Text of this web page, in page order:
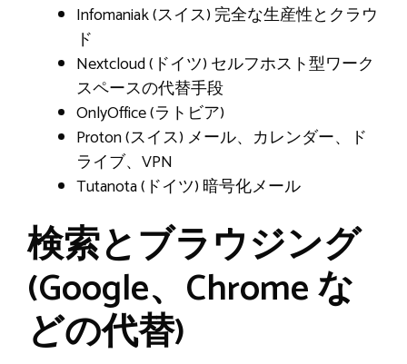
Infomaniak (スイス) 完全な生産性とクラウ
ド
Nextcloud (ドイツ) セルフホスト型ワーク
スペースの代替手段
OnlyOffice (ラトビア)
Proton (スイス) メール、カレンダー、ド
ライブ、VPN
Tutanota (ドイツ) 暗号化メール
検索とブラウジング
(Google、Chrome な
どの代替)